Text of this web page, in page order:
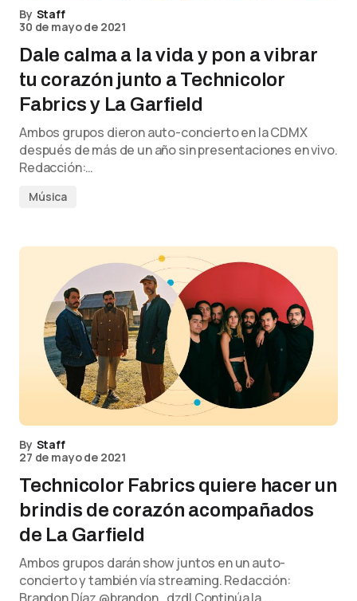
By Staff
30 de mayo de 2021
Dale calma a la vida y pon a vibrar
tu corazón junto a Technicolor
Fabrics y La Garfield
Ambos grupos dieron auto-concierto en la CDMX
después de más de un año sin presentaciones en vivo.
Redacción:…
Música
By Staff
27 de mayo de 2021
Technicolor Fabrics quiere hacer un
brindis de corazón acompañados
de La Garfield
Ambos grupos darán show juntos en un auto-
concierto y también vía streaming. Redacción: